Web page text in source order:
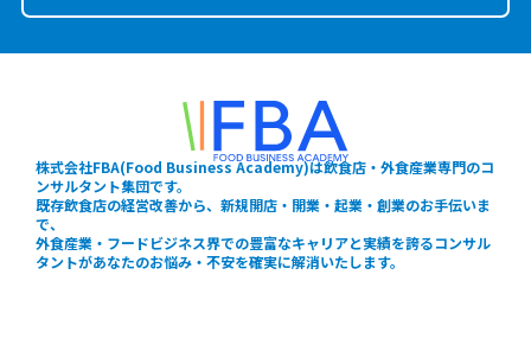
株式会社FBA(Food Business Academy)は飲食店・外食産業専門のコ
ンサルタント集団です。
既存飲食店の経営改善から、新規開店・開業・起業・創業のお手伝いま
で、
外食産業・フードビジネス界での豊富なキャリアと実績を誇るコンサル
タントがあなたのお悩み・不安を確実に解消いたします。